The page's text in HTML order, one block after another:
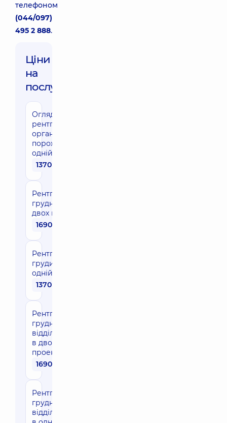
телефоном
(044/097)
495 2 888.
Ціни
на
послуги:
Оглядова
рентгенографія
органів грудної
порожнини в
одній проекції
1370 грн
Рентгенографія
груднини в
двох проекціях
1690 грн
Рентгенографія
грудини в
одній проекції
1370 грн
Рентгенографія
грудного
відділу хребта
в двох
проекціях
1690 грн
Рентгенографія
грудного
відділу хребта